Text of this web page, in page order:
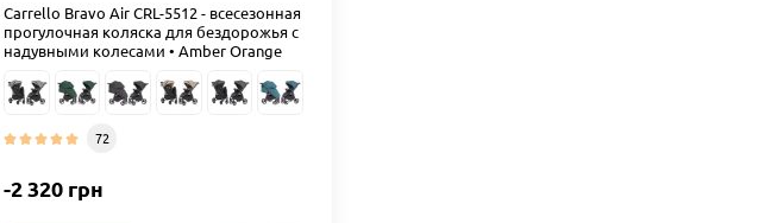
Carrello Bravo Air CRL-5512 - всесезонная
прогулочная коляска для бездорожья с
надувными колесами • Amber Orange
72
-2 320 грн